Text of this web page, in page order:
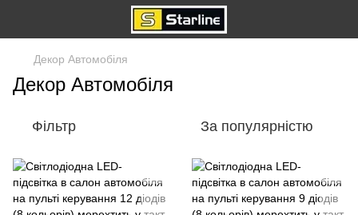
Декор Автомобіля
Декор Автомобіля
Фільтр За популярністю